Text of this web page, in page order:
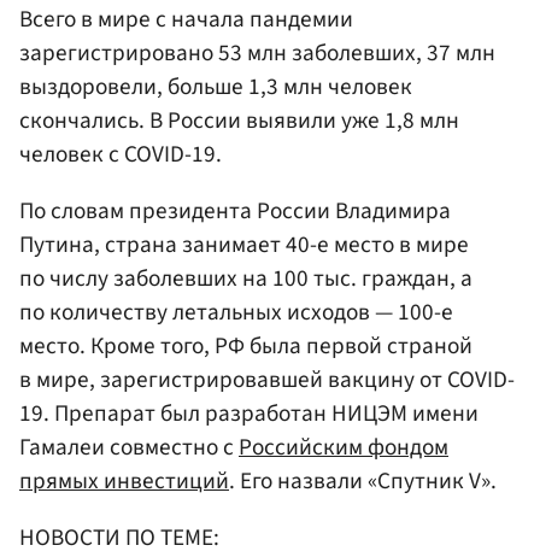
Всего в мире с начала пандемии
зарегистрировано 53 млн заболевших, 37 млн
выздоровели, больше 1,3 млн человек
скончались. В России выявили уже 1,8 млн
человек с COVID-19.
По словам президента России Владимира
Путина, страна занимает 40-е место в мире
по числу заболевших на 100 тыс. граждан, а
по количеству летальных исходов — 100-е
место. Кроме того, РФ была первой страной
в мире, зарегистрировавшей вакцину от COVID-
19. Препарат был разработан НИЦЭМ имени
Гамалеи совместно сРоссийским фондом
прямых инвестиций. Его назвали «Спутник V».
НОВОСТИ ПО ТЕМЕ: